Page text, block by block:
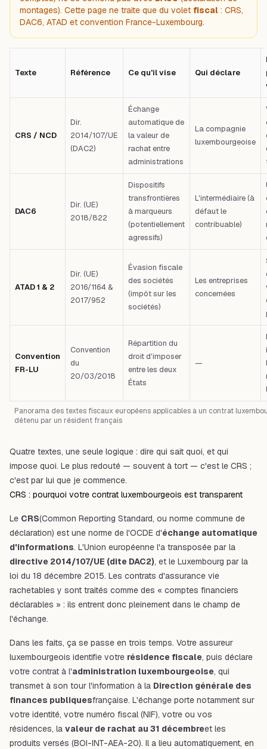
montages). Cette page ne traite que du volet fiscal : CRS,
DAC6, ATAD et convention France-Luxembourg.
Panorama des textes fiscaux européens applicables à un contrat
détenu par un résident français
Texte Référence Ce qu'il vise Qui déclare
CRS / NCD
Dir.
2014/107/UE
(DAC2)
Échange
automatique de
la valeur de
rachat entre
administrations
La compagnie
luxembourgeoise
DAC6
Dir. (UE)
2018/822
Dispositifs
transfrontières
à marqueurs
(potentiellement
agressifs)
L'intermédiaire (à
défaut le
contribuable)
ATAD 1 & 2
Dir. (UE)
2016/1164 &
2017/952
Évasion fiscale
des sociétés
(impôt sur les
sociétés)
Les entreprises
concernées
Convention
FR-LU
Convention
du
20/03/2018
Répartition du
droit d'imposer
entre les deux
États
—
Quatre textes, une seule logique : dire qui sait quoi, et qui
impose quoi. Le plus redouté — souvent à tort — c'est le CRS ;
c'est par lui que je commence.
CRS : pourquoi votre contrat luxembourgeois est transparent
Le CRS(Common Reporting Standard, ou norme commune de
déclaration) est une norme de l'OCDE d'échange automatique
d'informations. L'Union européenne l'a transposée par la
directive 2014/107/UE (dite DAC2), et le Luxembourg par la
loi du 18 décembre 2015. Les contrats d'assurance vie
rachetables y sont traités comme des « comptes financiers
déclarables » : ils entrent donc pleinement dans le champ de
l'échange.
Dans les faits, ça se passe en trois temps. Votre assureur
luxembourgeois identifie votre résidence fiscale, puis déclare
votre contrat à l'administration luxembourgeoise, qui
transmet à son tour l'information à la Direction générale des
finances publiquesfrançaise. L'échange porte notamment sur
votre identité, votre numéro fiscal (NIF), votre ou vos
résidences, la valeur de rachat au 31 décembreet les
produits versés (BOI-INT-AEA-20). Il a lieu automatiquement, en